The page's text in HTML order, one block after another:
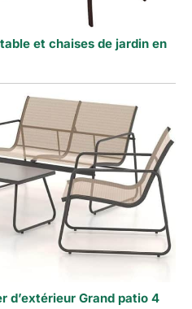
et chaises de jardin en
d’extérieur Grand patio 4